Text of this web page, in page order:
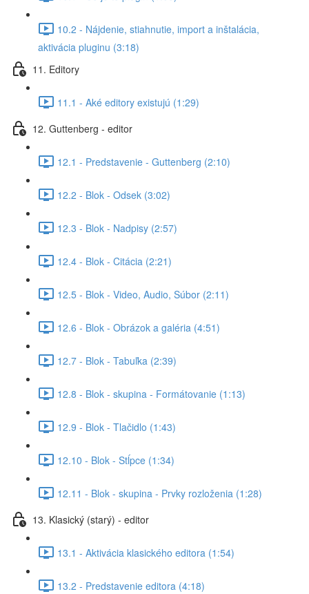
10.2 - Nájdenie, stiahnutie, import a inštalácia,
aktivácia pluginu (3:18)
11. Editory
11.1 - Aké editory existujú (1:29)
12. Guttenberg - editor
12.1 - Predstavenie - Guttenberg (2:10)
12.2 - Blok - Odsek (3:02)
12.3 - Blok - Nadpisy (2:57)
12.4 - Blok - Citácia (2:21)
12.5 - Blok - Video, Audio, Súbor (2:11)
12.6 - Blok - Obrázok a galéria (4:51)
12.7 - Blok - Tabuľka (2:39)
12.8 - Blok - skupina - Formátovanie (1:13)
12.9 - Blok - Tlačidlo (1:43)
12.10 - Blok - Stĺpce (1:34)
12.11 - Blok - skupina - Prvky rozloženia (1:28)
13. Klasický (starý) - editor
13.1 - Aktivácia klasického editora (1:54)
13.2 - Predstavenie editora (4:18)